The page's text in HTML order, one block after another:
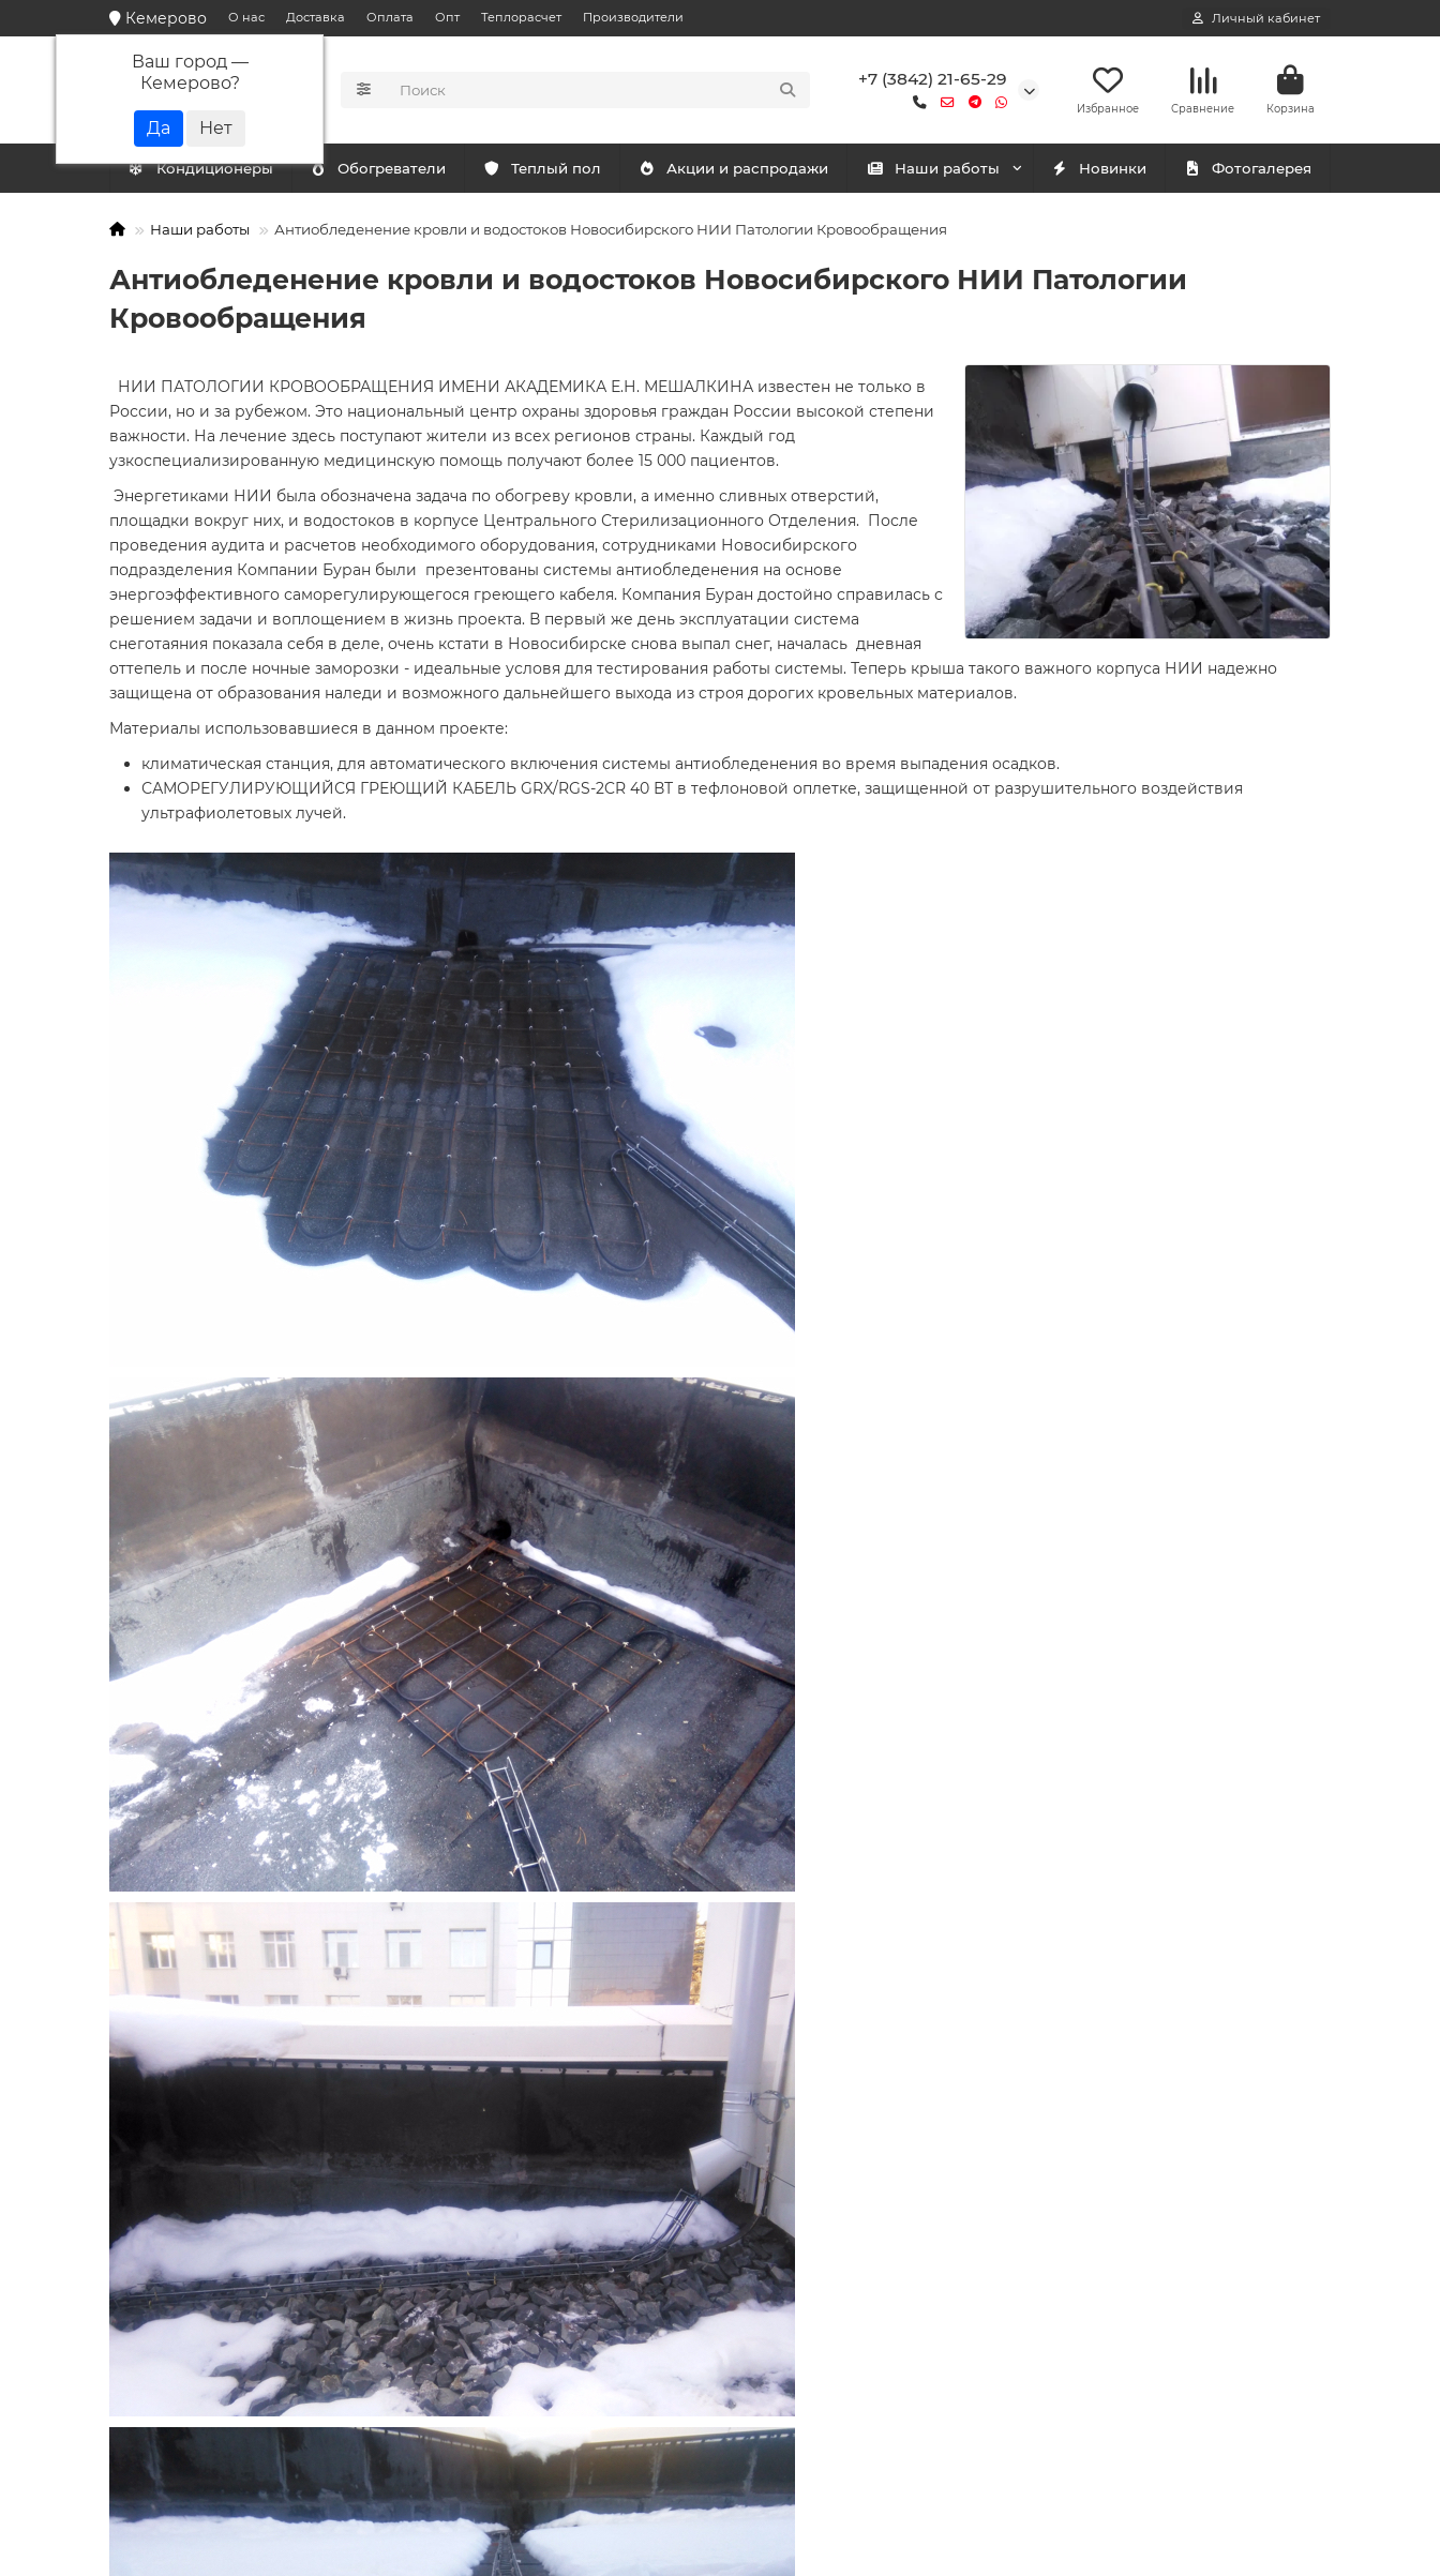
Кемерово
Ваш город —
Кемерово?
О нас Доставка Оплата Опт Теплорасчет Производители Личный кабинет
КАТАЛОГ
+7 (3842) 21-65-29
Избранное Сравнение Корзина
Кондиционеры Обогреватели Теплый пол Акции и распродажи Наши работы Новинки Фотогалерея
Наши работы Антиобледенение кровли и водостоков Новосибирского НИИ Патологии Кровообращения
Антиобледенение кровли и водостоков Новосибирского НИИ Патологии
Кровообращения
НИИ ПАТОЛОГИИ КРОВООБРАЩЕНИЯ ИМЕНИ АКАДЕМИКА Е.Н. МЕШАЛКИНА известен не только в
России, но и за рубежом. Это национальный центр охраны здоровья граждан России высокой степени
важности. На лечение здесь поступают жители из всех регионов страны. Каждый год
узкоспециализированную медицинскую помощь получают более 15 000 пациентов.
Энергетиками НИИ была обозначена задача по обогреву кровли, а именно сливных отверстий,
площадки вокруг них, и водостоков в корпусе Центрального Стерилизационного Отделения. После
проведения аудита и расчетов необходимого оборудования, сотрудниками Новосибирского
подразделения Компании Буран были презентованы системы антиобледенения на основе
энергоэффективного саморегулирующегося греющего кабеля. Компания Буран достойно справилась с
решением задачи и воплощением в жизнь проекта. В первый же день эксплуатации система
снеготаяния показала себя в деле, очень кстати в Новосибирске снова выпал снег, началась дневная
оттепель и после ночные заморозки - идеальные условя для тестирования работы системы. Теперь крыша такого важного корпуса НИИ надежно
защищена от образования наледи и возможного дальнейшего выхода из строя дорогих кровельных материалов.
Материалы использовавшиеся в данном проекте:
климатическая станция, для автоматического включения системы антиобледенения во время выпадения осадков.
САМОРЕГУЛИРУЮЩИЙСЯ ГРЕЮЩИЙ КАБЕЛЬ GRX/RGS-2CR 40 ВТ в тефлоновой оплетке, защищенной от разрушительного воздействия
ультрафиолетовых лучей.